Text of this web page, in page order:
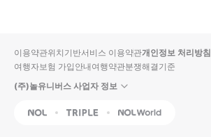
이용약관위치기반서비스 이용약관개인정보 처리방침
여행자보험 가입안내여행약관분쟁해결기준
(주)놀유니버스 사업자 정보
NOL Triple Interpark Global